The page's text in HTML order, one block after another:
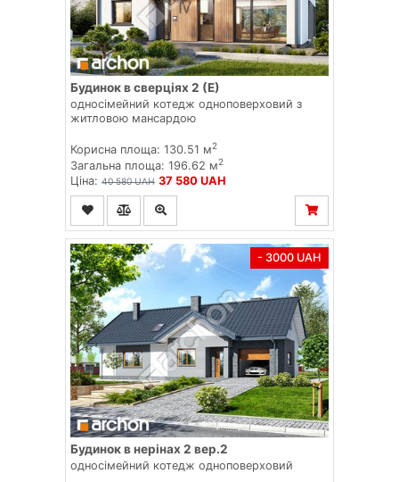
Будинок в сверціях 2 (Е)
односімейний котедж одноповерховий з
житловою мансардою
Корисна площа: 130.51 м2
Загальна площа: 196.62 м2
Ціна: 40 580 UAH 37 580 UAH
- 3000 UAH
Будинок в нерінах 2 вер.2
односімейний котедж одноповерховий